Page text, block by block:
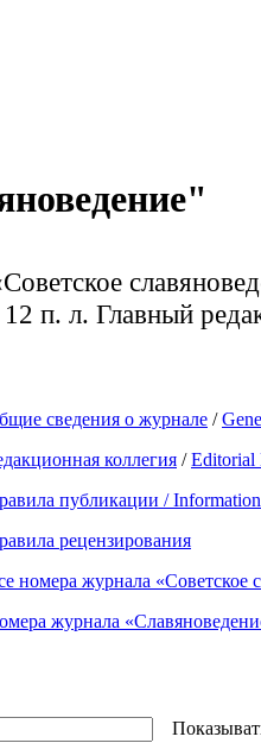
п. л. Главный
сведения о журнале /
коллегия /Editorial
публикации /
рецензирования
номера журнала «Советское
журнала